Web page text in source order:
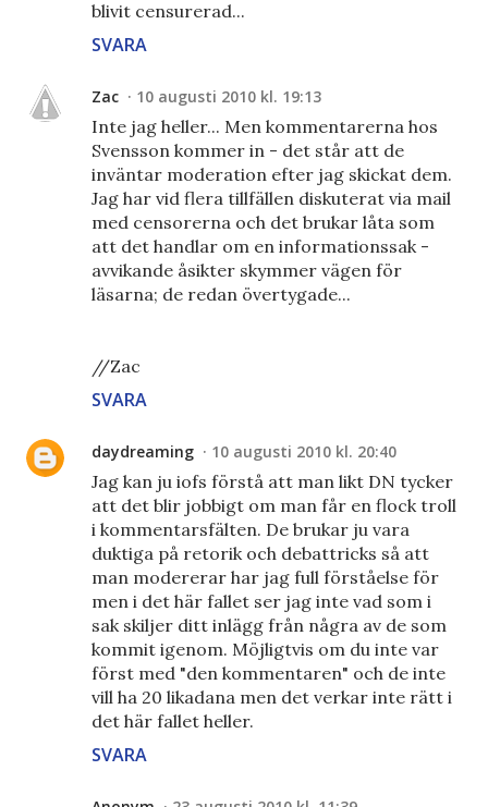
blivit censurerad...
SVARA
Zac 10 augusti 2010 kl. 19:13
Inte jag heller... Men kommentarerna hos
Svensson kommer in - det står att de
inväntar moderation efter jag skickat dem.
Jag har vid flera tillfällen diskuterat via mail
med censorerna och det brukar låta som
att det handlar om en informationssak -
avvikande åsikter skymmer vägen för
läsarna; de redan övertygade...
//Zac
SVARA
daydreaming 10 augusti 2010 kl. 20:40
Jag kan ju iofs förstå att man likt DN tycker
att det blir jobbigt om man får en flock troll
i kommentarsfälten. De brukar ju vara
duktiga på retorik och debattricks så att
man modererar har jag full förståelse för
men i det här fallet ser jag inte vad som i
sak skiljer ditt inlägg från några av de som
kommit igenom. Möjligtvis om du inte var
först med "den kommentaren" och de inte
vill ha 20 likadana men det verkar inte rätt i
det här fallet heller.
SVARA